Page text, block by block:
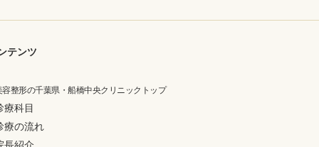
テンツ
容整形の千葉県・船橋中央クリニックトップ
療科目
療の流れ